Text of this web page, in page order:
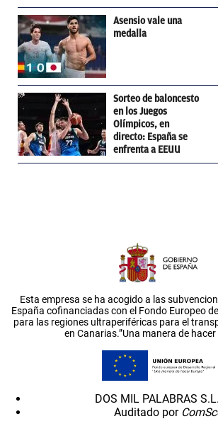
enhorabuena»
Asensio vale una
medalla
Sorteo de baloncesto
en los Juegos
Olímpicos, en
directo: España se
enfrenta a EEUU
Esta empresa se ha acogido a las
España cofinanciadas con el Fondo Europeo
para las regiones ultraperiféricas para el
en Canarias.”Una manera de hacer
DOS MIL PALABRAS
Auditado por